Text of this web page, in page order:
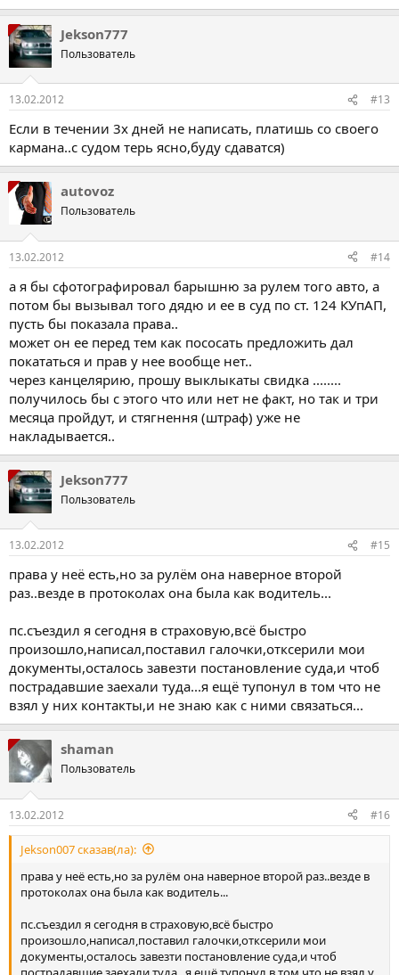
Jekson777
Пользователь
13.02.2012 #13
Если в течении 3х дней не написать, платишь со своего
кармана..с судом терь ясно,буду сдаватся)
autovoz
Пользователь
13.02.2012 #14
а я бы сфотографировал барышню за рулем того авто, а
потом бы вызывал того дядю и ее в суд по ст. 124 КУпАП,
пусть бы показала права..
может он ее перед тем как пососать предложить дал
покататься и прав у нее вообще нет..
через канцелярию, прошу выклыкаты свидка ........
получилось бы с этого что или нет не факт, но так и три
месяца пройдут, и стягнення (штраф) уже не
накладывается..
Jekson777
Пользователь
13.02.2012 #15
права у неё есть,но за рулём она наверное второй
раз..везде в протоколах она была как водитель...
пс.съездил я сегодня в страховую,всё быстро
произошло,написал,поставил галочки,отксерили мои
документы,осталось завезти постановление суда,и чтоб
пострадавшие заехали туда...я ещё тупонул в том что не
взял у них контакты,и не знаю как с ними связаться...
shaman
Пользователь
13.02.2012 #16
Jekson007 сказав(ла):
права у неё есть,но за рулём она наверное второй раз..везде в
протоколах она была как водитель...
пс.съездил я сегодня в страховую,всё быстро
произошло,написал,поставил галочки,отксерили мои
документы,осталось завезти постановление суда,и чтоб